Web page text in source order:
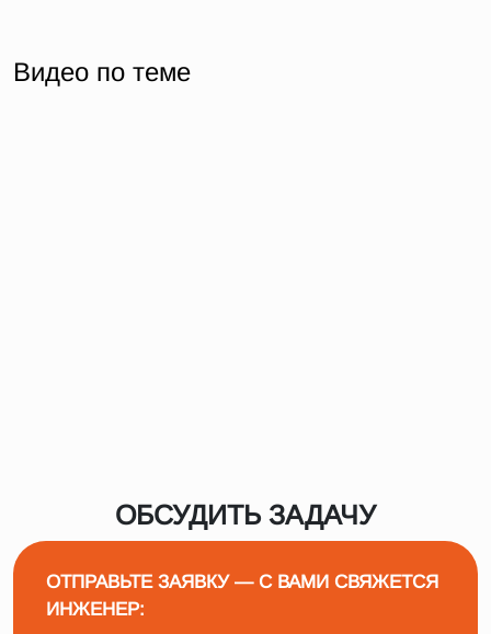
Видео по теме
ОБСУДИТЬ ЗАДАЧУ
ОТПРАВЬТЕ ЗАЯВКУ — С ВАМИ СВЯЖЕТСЯ
ИНЖЕНЕР: